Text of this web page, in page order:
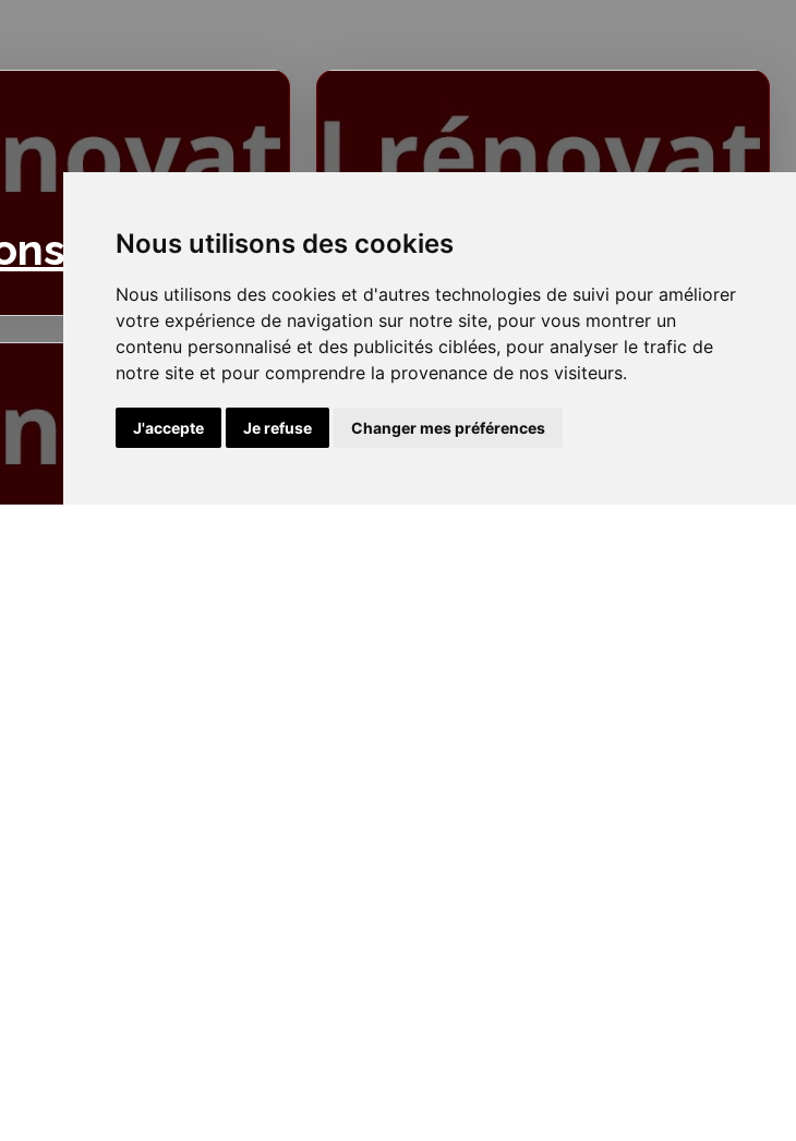
Nous utilisons des cookies
Nous utilisons des cookies et d'autres technologies de suivi pour améliorer
votre expérience de navigation sur notre site, pour vous montrer un
contenu personnalisé et des publicités ciblées, pour analyser le trafic de
notre site et pour comprendre la provenance de nos visiteurs.
J'accepte Je refuse Changer mes préférences
Plafonds